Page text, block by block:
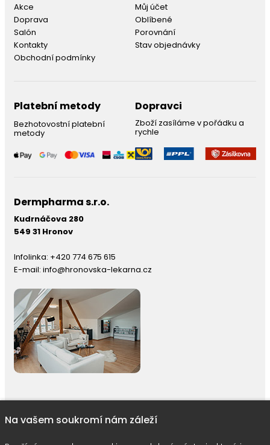
Akce
Doprava
Salón
Kontakty
Obchodní podmínky
Můj účet
Oblíbené
Porovnání
Stav objednávky
Platební metody
Bezhotovostní platební
metody
Dopravci
Zboží zasíláme v pořádku a
rychle
Dermpharma s.r.o.
Kudrnáčova 280
549 31 Hronov
Infolinka: +420 774 675 615
E-mail: info@hronovska-lekarna.cz
© 2026 |E-shop JEDNIČKY|Marketing
Na vašem soukromí nám záleží